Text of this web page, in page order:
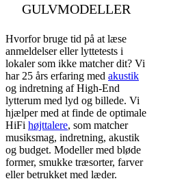
GULVMODELLER
Hvorfor bruge tid på at læse
anmeldelser eller lyttetests i
lokaler som ikke matcher dit? Vi
har 25 års erfaring med akustik
og indretning af High-End
lytterum med lyd og billede. Vi
hjælper med at finde de optimale
HiFi højttalere, som matcher
musiksmag, indretning, akustik
og budget. Modeller med bløde
former, smukke træsorter, farver
eller betrukket med læder.